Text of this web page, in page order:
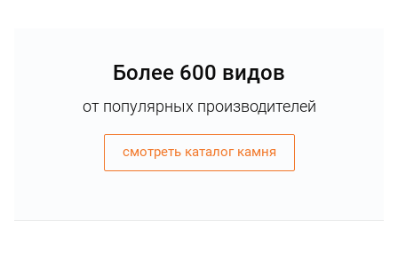
Более 600 видов
от популярных производителей
смотреть каталог камня